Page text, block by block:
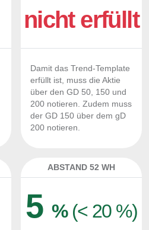
nicht erfüllt
Damit das Trend-Template
erfüllt ist, muss die Aktie
über den GD 50, 150 und
200 notieren. Zudem muss
der GD 150 über dem gD
200 notieren.
ABSTAND 52 WH
5 % (< 20 %)